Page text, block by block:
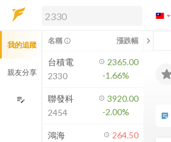
arrow_drop_down
解鎖即時行情及進階功能
方案」，即可解鎖以下功能：
即時行情
即時市況與排行
成交金額熱力圖
前往方案訂閱
如何綁定合作券商
sticky_note_2
我的追蹤
親友分享
edit_note
名稱 info_outline 漲跌幅 chevron_left
台積電
2330
2365.00
-1.66%
聯發科
2454
3920.00
-2.00%
鴻海
264.50